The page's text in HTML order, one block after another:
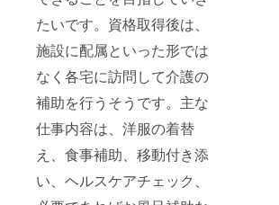
たいです。資格取得後は、
施設に配属といった形では
なく各宅に訪問して介護の
補助を行うそうです。主な
仕事内容は、洋服の着替
え、食事補助、移動付き添
い、ヘルスケアチェック、